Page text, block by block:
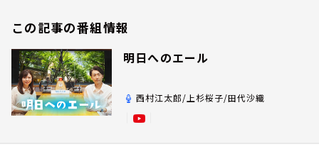
この記事の番組情報
明日へのエール
西村江太郎/上杉桜子/田代沙織